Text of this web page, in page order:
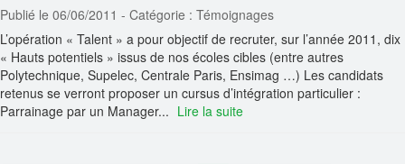
Publié le 06/06/2011 - Catégorie : Témoignages
L’opération « Talent » a pour objectif de recruter, sur l’année 2011, dix
« Hauts potentiels » issus de nos écoles cibles (entre autres
Polytechnique, Supelec, Centrale Paris, Ensimag …) Les candidats
retenus se verront proposer un cursus d’intégration particulier :
Parrainage par un Manager... Lire la suite